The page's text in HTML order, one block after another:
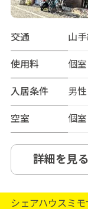
交通
山
使用料
個
入居条件
男
空室
個室
詳細を見る
シェアハウスミモ